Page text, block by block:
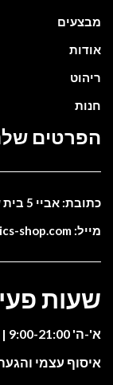
מבצעים
אודות
ריהוט
חנות
הפרטים
כתובת: אביי 5 בית שמש. ישראל
מייל: info@cosmetics-shop.com
שעות
א'-ה' 9:00-21:00 | ו' וערבי חג 9:00-13:00
איסוף עצמי